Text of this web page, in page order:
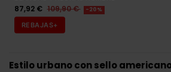
87,92 € 109,90 € -20%
REBAJAS+
Estilo urbano con sello